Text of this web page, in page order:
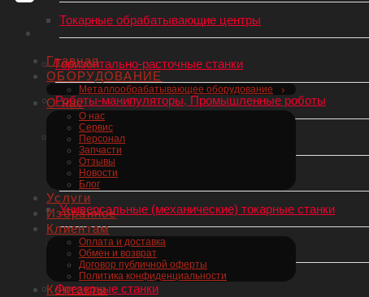
Главная
ОБОРУДОВАНИЕ
Металлообрабатывающее оборудование
О нас
О нас
Сервис
Персонал
Запчасти
Отзывы
Новости
Блог
Услуги
Избранное
Клиентам
Оплата и доставка
Обмен и возврат
Договор публичной оферты
Политика конфиденциальности
Контакты
Токарные обрабатывающие центры
Горизонтально-расточные станки
Роботы-манипуляторы, Промышленные роботы
Токарные станки по металлу
Токарные станки с ЧПУ
Универсальные (механические) токарные станки
Токарные автоматы швейцарского типа
Фрезерные станки